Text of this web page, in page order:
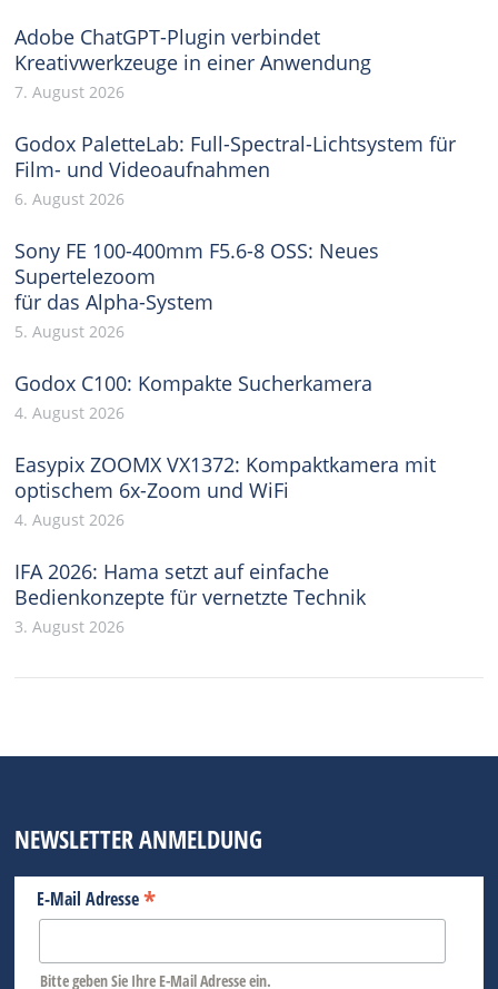
Adobe ChatGPT-Plugin verbindet
Kreativwerkzeuge in einer Anwendung
7. August 2026
Godox PaletteLab: Full-Spectral-Lichtsystem für
Film- und Videoaufnahmen
6. August 2026
Sony FE 100-400mm F5.6-8 OSS: Neues
Supertelezoom
für das Alpha-System
5. August 2026
Godox C100: Kompakte Sucherkamera
4. August 2026
Easypix ZOOMX VX1372: Kompaktkamera mit
optischem 6x-Zoom und WiFi
4. August 2026
IFA 2026: Hama setzt auf einfache
Bedienkonzepte für vernetzte Technik
3. August 2026
NEWSLETTER ANMELDUNG
E-Mail Adresse*
Bitte geben Sie Ihre E-Mail Adresse ein.